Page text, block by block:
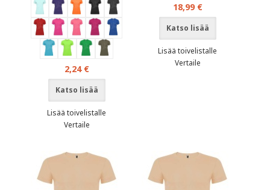
2,24 €
Katso lisää
Lisää toivelistalle
Vertaile
18,99 €
Katso lisää
Lisää toivelistalle
Vertaile